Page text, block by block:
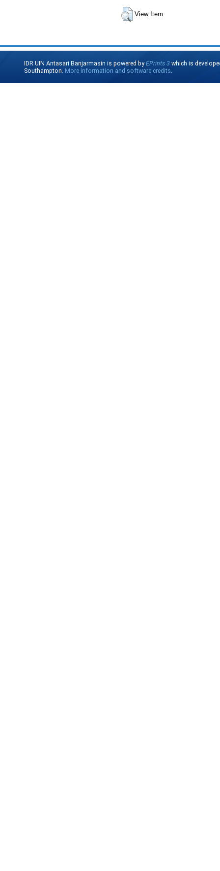
View Item
IDR UIN Antasari Banjarmasin is powered byEPrints 3 which is
Southampton. More information and software credits.